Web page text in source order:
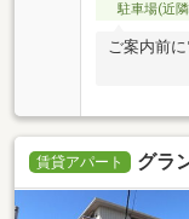
駐車場(近
ご案内前
賃貸アパート グラ